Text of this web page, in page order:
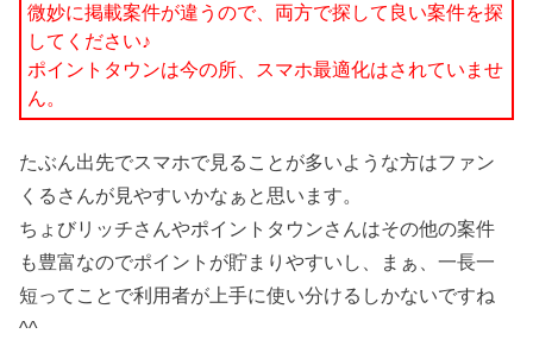
微妙に掲載案件が違うので、両方で探して良い案件を探
してください♪
ポイントタウンは今の所、スマホ最適化はされていませ
ん。
たぶん出先でスマホで見ることが多いような方はファン
くるさんが見やすいかなぁと思います。
ちょびリッチさんやポイントタウンさんはその他の案件
も豊富なのでポイントが貯まりやすいし、まぁ、一長一
短ってことで利用者が上手に使い分けるしかないですね
^^